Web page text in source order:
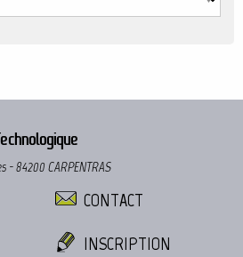
- 84200 CARPENTRAS
CONTACT
INSCRIPTION